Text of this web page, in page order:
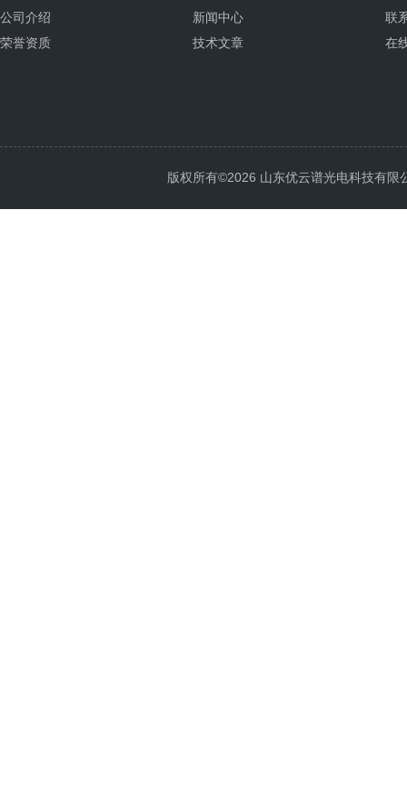
公司介绍
荣誉资质
新闻中心
技术文章
联
在
版权所有©2026 山东优云谱光电科技有